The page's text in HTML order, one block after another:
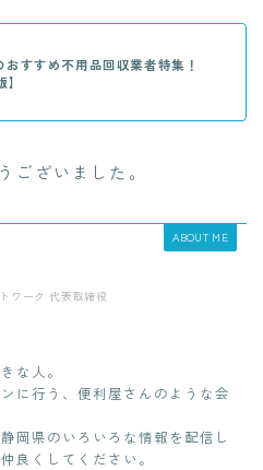
おすすめ不用品回収業者特集！
】
ございました。
ABOUT ME
ワーク 代表取締役
な人。
に行う、便利屋さんのような会
岡県のいろいろな情報を配信し
良くしてください。